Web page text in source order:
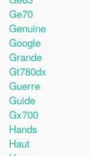
Ge70
Genuine
Google
Grande
Gt780dx
Guerre
Guide
Gx700
Hands
Haut